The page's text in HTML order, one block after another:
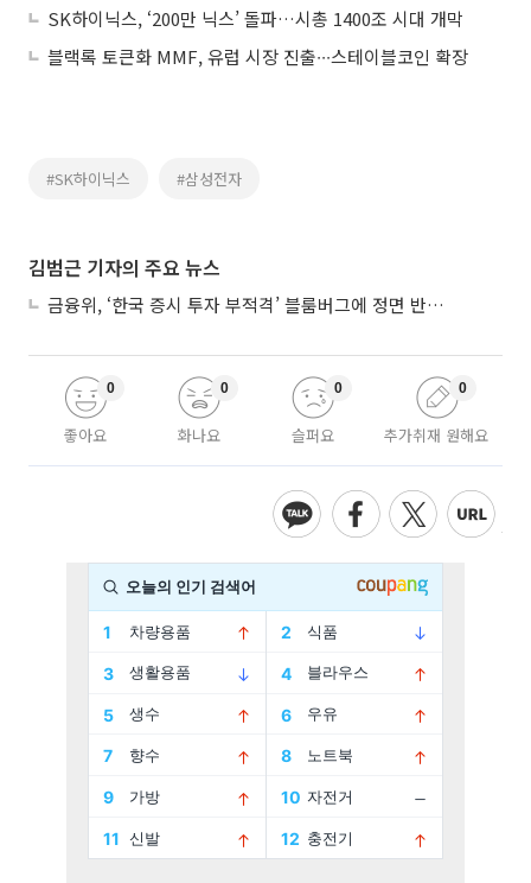
SK하이닉스, ‘200만 닉스’ 돌파…시총 1400조 시대 개막
블랙록 토큰화 MMF, 유럽 시장 진출∙∙∙스테이블코인 확장
#SK하이닉스 #삼성전자
김범근 기자의 주요 뉴스
금융위, ‘한국 증시 투자 부적격’ 블룸버그에 정면 반박…“근거 불분명”
좋아요
0
화나요
0
슬퍼요
0
추가취재 원해요
0